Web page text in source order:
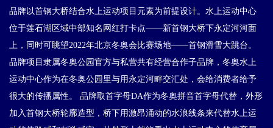
品牌以首钢大桥结合水上运动项目元素为前提设计。水上运动中心
位于莲石湖区域中部知名网红打卡点——新首钢大桥下永定河河面
上，同时可眺望2022年北京冬奥会比赛场地——首钢滑雪大跳台。
品牌项目隶属冬奥公园官方与私营共有经营合作子品牌，冬奥水上
运动中心作为在冬奥公园里与用永定河畔交汇处，会给消费者给予
很大的传播属性。 品牌取首字母DA作为冬奥拼音首字母代替，外形
加入首钢大桥轮廓造型，桥下用激昂涌动的水浪线条来代替水上运